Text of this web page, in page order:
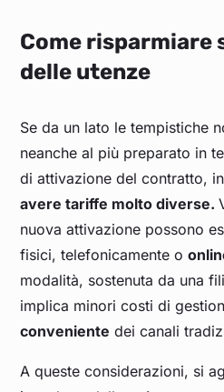
Come risparmiare
delle utenze
Se da un lato le tempistiche
neanche al più preparato in
di attivazione del contratto,
avere tariffe molto diverse.
nuova attivazione possono
fisici, telefonicamente o
modalità, sostenuta da una
implica minori costi di
conveniente dei canali
A queste considerazioni, si